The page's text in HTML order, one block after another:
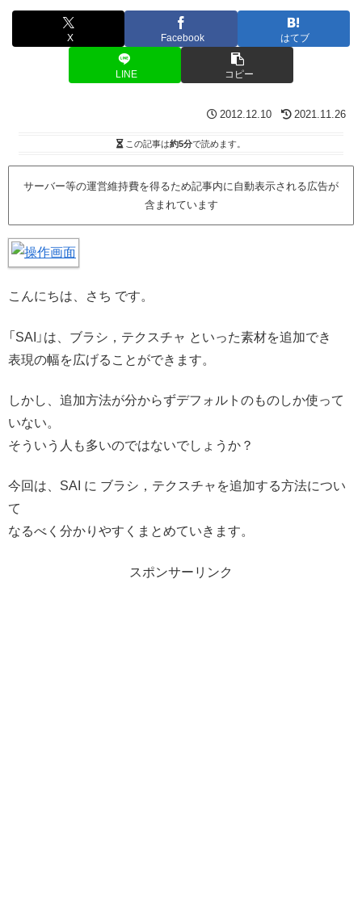
X Facebook はてブ
LINE コピー
2012.12.10 2021.11.26
この記事は約5分で読めます。
サーバー等の運営維持費を得るため記事内に自動表示される広告が
含まれています
こんにちは、さち です。
「SAI」は、ブラシ，テクスチャ といった素材を追加でき
表現の幅を広げることができます。
しかし、追加方法が分からずデフォルトのものしか使って
いない。
そういう人も多いのではないでしょうか？
今回は、SAI に ブラシ，テクスチャを追加する方法につい
て
なるべく分かりやすくまとめていきます。
スポンサーリンク